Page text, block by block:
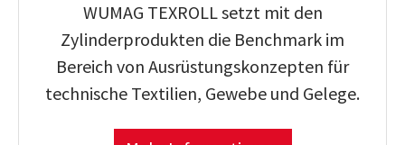
WUMAG TEXROLL setzt mit den
Zylinderprodukten die Benchmark im
Bereich von Aus­rüs­tungs­kon­zepten für
tech­ni­sche Tex­ti­lien, Gewebe und Gelege.